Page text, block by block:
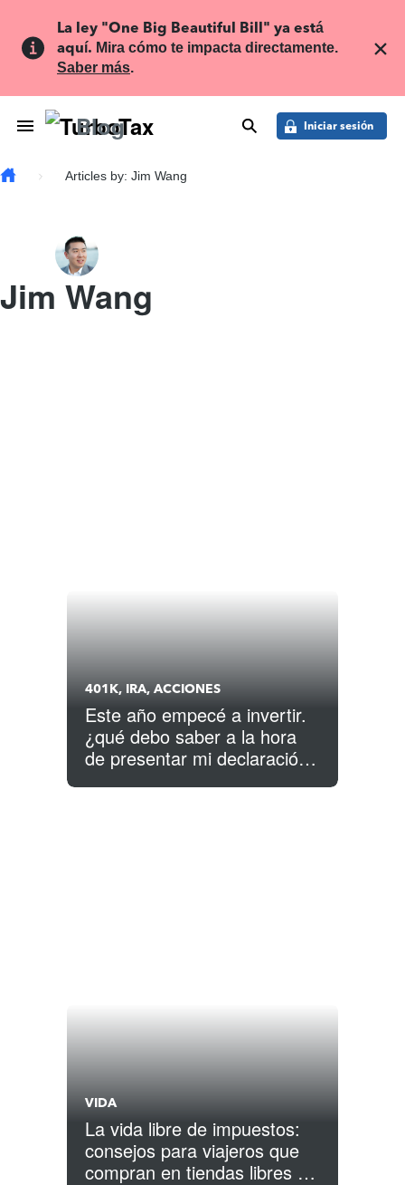
Skip to main content
La ley "One Big Beautiful Bill" ya está
aquí. Mira cómo te impacta directamente.
Saber más.
Toggle Navigation
Blog buscar Iniciar sesión
Articles by: Jim Wang
Jim Wang
401K, IRA, ACCIONES
Este año empecé a invertir.
¿qué debo saber a la hora
de presentar mi declaración
VIDA
La vida libre de impuestos:
consejos para viajeros que
compran en tiendas libres de